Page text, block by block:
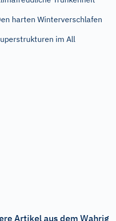
harten Winterverschlafen
im All
Artikel aus dem Wahrig